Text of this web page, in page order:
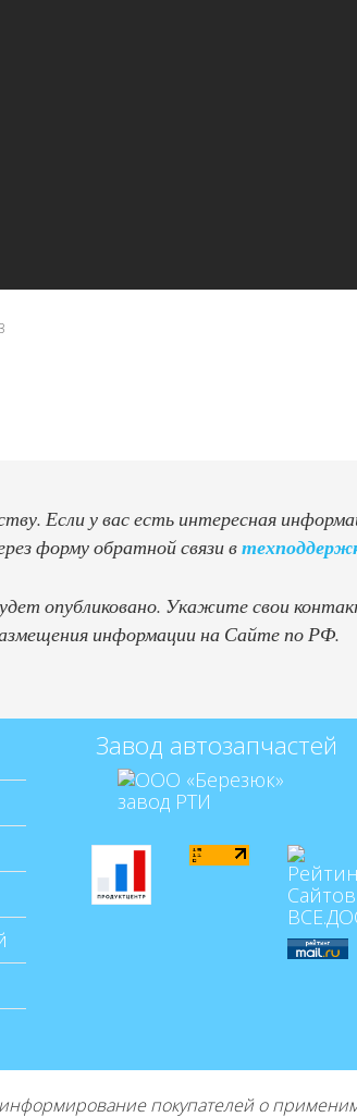
Если у вас есть интересная
форму обратной связи в
опубликовано. Укажите свои
информации на Сайте по РФ.
Завод автозапчастей
покупателей о